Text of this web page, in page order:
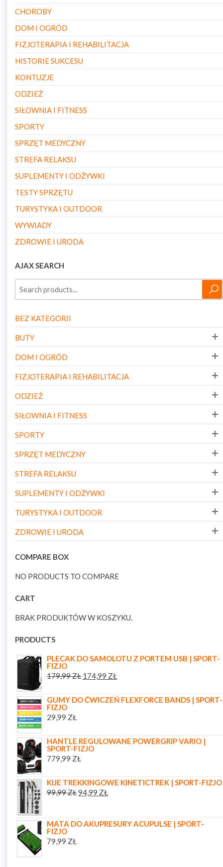
CHOROBY
DOM I OGRÓD
FIZJOTERAPIA I REHABILITACJA
HISTORIE SUKCESU
KONTUZJE
ODZIEŻ
SIŁOWNIA I FITNESS
SPORTY
SPRZĘT MEDYCZNY
STREFA RELAKSU
SUPLEMENTY I ODŻYWKI
TESTY SPRZĘTU
TURYSTYKA I OUTDOOR
WYWIADY
ZDROWIE I URODA
AJAX SEARCH
BEZ KATEGORII
BUTY
DOM I OGRÓD
FIZJOTERAPIA I REHABILITACJA
ODZIEŻ
SIŁOWNIA I FITNESS
SPORTY
SPRZĘT MEDYCZNY
STREFA RELAKSU
SUPLEMENTY I ODŻYWKI
TURYSTYKA I OUTDOOR
ZDROWIE I URODA
COMPARE BOX
NO PRODUCTS TO COMPARE
CART
BRAK PRODUKTÓW W KOSZYKU.
PRODUCTS
PLECAK DO SAMOLOTU Z PORTEM USB | SPORT-
FIZJO
179,99ZŁ 174,99 ZŁ
GUMY DO ĆWICZEŃ FLEXFORCE BANDS | SPORT-
FIZJO
29,99 ZŁ
HANTLE REGULOWANE POWERGRIP VARIO |
SPORT-FIZJO
779,99 ZŁ
KIJE TREKKINGOWE KINETICTREK | SPORT-FIZJO
99,99ZŁ94,99 ZŁ
MATA DO AKUPRESURY ACUPULSE | SPORT-
FIZJO
79,99 ZŁ